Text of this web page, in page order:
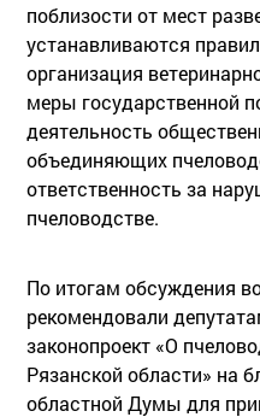
поблизости от мест
устанавливаются
организация
меры государственной
деятельность
объединяющих
ответственность за
пчеловодстве.
По итогам обсуждения
рекомендовали
законопроект «О
Рязанской области» на
областной Думы для